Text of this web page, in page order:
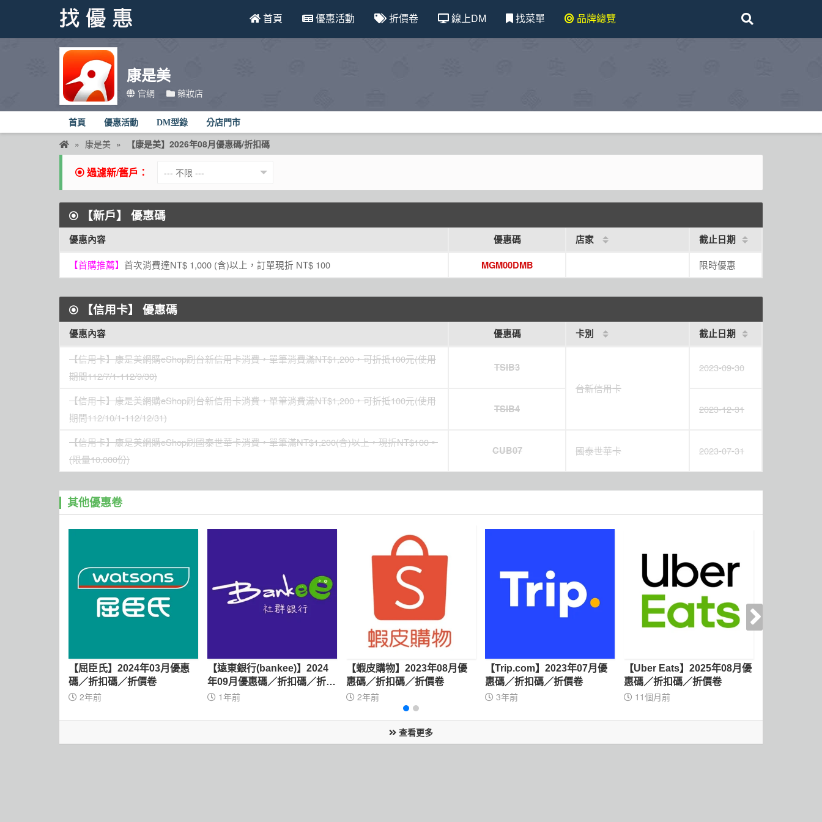
首頁 優惠活動 折價卷 線上DM 找菜單 品牌總覽
康是美
官網 藥妝店
首頁 優惠活動 DM型錄 分店門市
康是美 【康是美】2026年08月優惠碼/折扣碼
過濾新/舊戶：
【新戶】 優惠碼
優惠內容 優惠碼 店家
截止日期
【首購推薦】 首次消費達NT$ 1,000 (含)以上，訂單現折 NT$ 100 MGM00DMB 限時優惠
【信用卡】 優惠碼
優惠內容 優惠碼 卡別
截止日期
【信用卡】康是美網購eShop刷台新信用卡消費，單筆消費滿NT$1,200，可折抵100元(使用
期間112/7/1-112/9/30)
TSIB3
台新信用卡
2023-09-30
【信用卡】康是美網購eShop刷台新信用卡消費，單筆消費滿NT$1,200，可折抵100元(使用
期間112/10/1-112/12/31)
TSIB4 2023-12-31
【信用卡】康是美網購eShop刷國泰世華卡消費，單筆滿NT$1,200(含)以上，現折NT$100。
(限量10,000份)
CUB07 國泰世華卡 2023-07-31
其他優惠卷
【屈臣氏】2024年03月優惠
碼／折扣碼／折價卷
2年前
【遠東銀行(bankee)】2024
年09月優惠碼／折扣碼／折價
卷 1年前
【蝦皮購物】2023年08月優
惠碼／折扣碼／折價卷
2年前
【Trip.com】2023年07月優
惠碼／折扣碼／折價卷
3年前
【Uber Eats】2025年08月優
惠碼／折扣碼／折價卷
11個月前
查看更多
找優惠